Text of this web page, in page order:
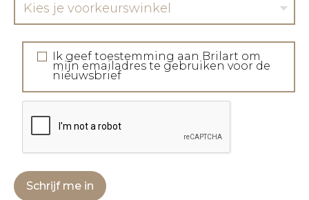
Kies je voorkeurswinkel
Ik geef toestemming aan Brilart om
mijn emailadres te gebruiken voor de
nieuwsbrief
Schrijf me in